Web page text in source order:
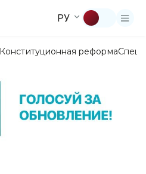
РУ
Конституционная реформа